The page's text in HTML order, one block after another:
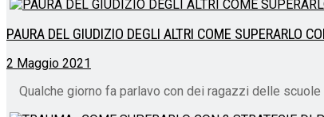
PAURA DEL GIUDIZIO DEGLI ALTRI COME SUPERARLO
2 Maggio 2021
Qualche giorno fa parlavo con dei ragazzi delle